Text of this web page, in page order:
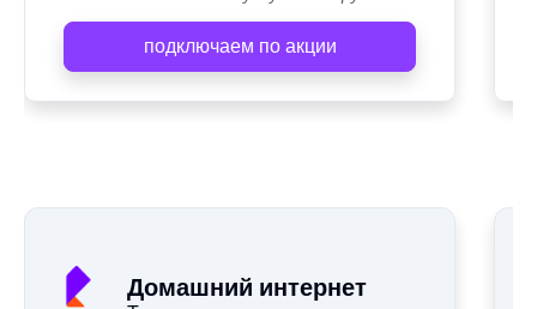
подключаем по акции
Домашний интернет